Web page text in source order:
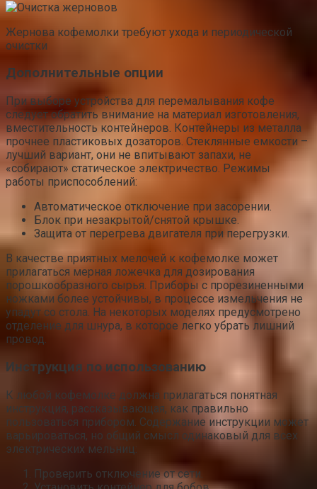
Жернова кофемолки требуют ухода и периодической
очистки
Дополнительные опции
При выборе устройства для перемалывания кофе
следует обратить внимание на материал изготовления,
вместительность контейнеров. Контейнеры из металла
прочнее пластиковых дозаторов. Стеклянные емкости –
лучший вариант, они не впитывают запахи, не
«собирают» статическое электричество. Режимы
работы приспособлений:
Автоматическое отключение при засорении.
Блок при незакрытой/снятой крышке.
Защита от перегрева двигателя при перегрузки.
В качестве приятных мелочей к кофемолке может
прилагаться мерная ложечка для дозирования
порошкообразного сырья. Приборы с прорезиненными
ножками более устойчивы, в процессе измельчения не
упадут со стола. На некоторых моделях предусмотрено
отделение для шнура, в которое легко убрать лишний
провод.
Инструкция по использованию
К любой кофемолке должна прилагаться понятная
инструкция, рассказывающая, как правильно
пользоваться прибором. Содержание инструкции может
варьироваться, но общий смысл одинаковый для всех
электрических мельниц:
Проверить отключение от сети.